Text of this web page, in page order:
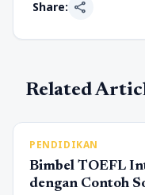
Share: share
Related
PENDIDIKAN
Bimbel TOEFL
dengan Contoh